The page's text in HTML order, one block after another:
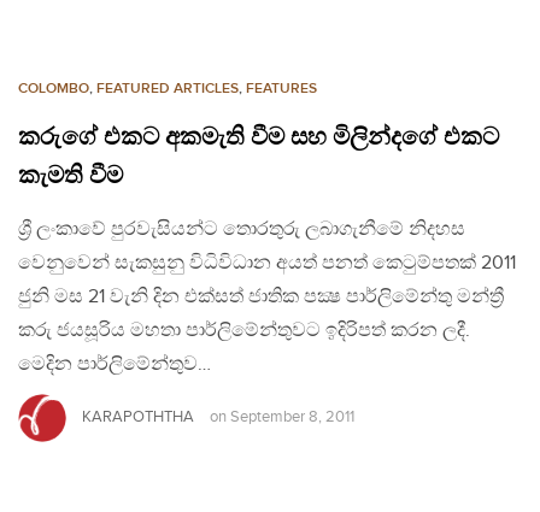
COLOMBO, FEATURED ARTICLES, FEATURES
කරුගේ එකට අකමැති වීම සහ මිලින්දගේ එකට
කැමති වීම
ශ්‍රී ලංකාවේ පුරවැසියන්ට තොරතුරු ලබාගැනීමේ නිදහස
වෙනුවෙන් සැකසුනු විධිවිධාන අයත් පනත් කෙටුම්පතක් 2011
ජුනි මස 21 වැනි දින එක්සත් ජාතික පක්‍ෂ පාර්ලිමේන්තු මන්ත්‍රී
කරු ජයසූරිය මහතා පාර්ලිමේන්තුවට ඉදිරිපත් කරන ලදී.
මෙදින පාර්ලිමේන්තුව…
KARAPOTHTHA on September 8, 2011